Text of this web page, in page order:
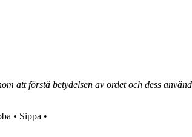
att förstå betydelsen av ordet och dess
• Sippa •